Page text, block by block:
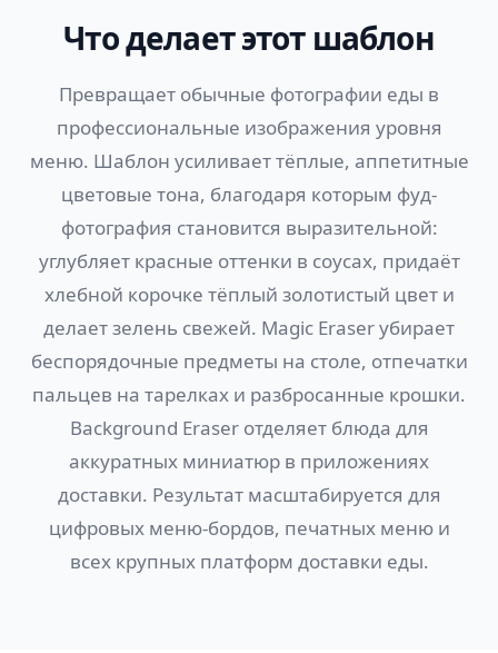
Что делает этот шаблон
Превращает обычные фотографии еды в
профессиональные изображения уровня
меню. Шаблон усиливает тёплые, аппетитные
цветовые тона, благодаря которым фуд-
фотография становится выразительной:
углубляет красные оттенки в соусах, придаёт
хлебной корочке тёплый золотистый цвет и
делает зелень свежей. Magic Eraser убирает
беспорядочные предметы на столе, отпечатки
пальцев на тарелках и разбросанные крошки.
Background Eraser отделяет блюда для
аккуратных миниатюр в приложениях
доставки. Результат масштабируется для
цифровых меню-бордов, печатных меню и
всех крупных платформ доставки еды.